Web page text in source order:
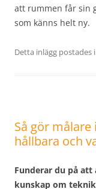
att rummen får sin
som känns helt ny.
Detta inlägg postades i
Så gör
hållbara och
Funderar du på
kunskap om